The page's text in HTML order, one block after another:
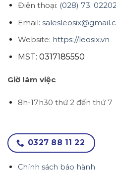
Điện thoại: (028) 73.
Email:
Website: https://leosix.vn
MST: 0317185550
Giờ làm việc
8h-17h30 thứ 2 đến thứ 7
0327 88 11 22
Chính sách bảo hành